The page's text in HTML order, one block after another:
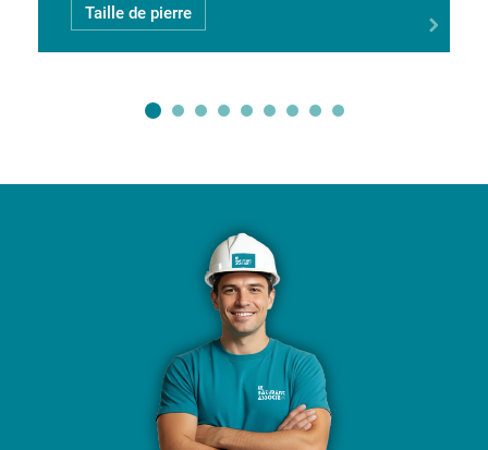
Taille de pierre